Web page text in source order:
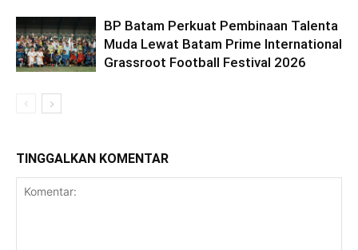
BP Batam Perkuat Pembinaan Talenta
Muda Lewat Batam Prime International
Grassroot Football Festival 2026
TINGGALKAN KOMENTAR